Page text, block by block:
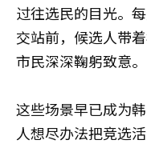
过往选民的目光。
交站前，候选人带
市民深深鞠躬致意。
这些场景早已成为
人想尽办法把竞选